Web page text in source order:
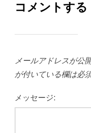
コメントする
メールアドレスが公
が付いている欄は必
メッセージ: